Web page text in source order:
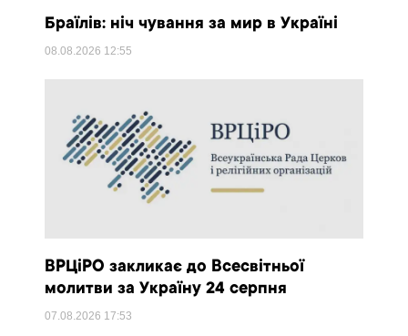
Браїлів: ніч чування за мир в Україні
08.08.2026 12:55
ВРЦіРО закликає до Всесвітньої
молитви за Україну 24 серпня
07.08.2026 17:53